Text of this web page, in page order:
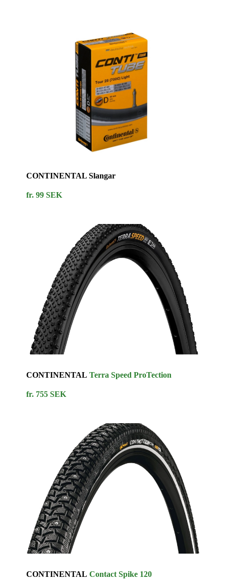
CONTINENTAL Slangar
fr. 99 SEK
CONTINENTALTerra Speed ProTection
fr. 755 SEK
CONTINENTALContact Spike 120